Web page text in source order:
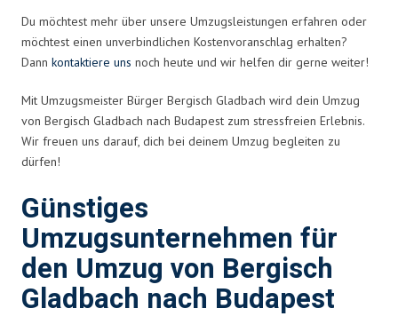
Du möchtest mehr über unsere Umzugsleistungen erfahren oder
möchtest einen unverbindlichen Kostenvoranschlag erhalten?
Dann kontaktiere uns noch heute und wir helfen dir gerne weiter!
Mit Umzugsmeister Bürger Bergisch Gladbach wird dein Umzug
von Bergisch Gladbach nach Budapest zum stressfreien Erlebnis.
Wir freuen uns darauf, dich bei deinem Umzug begleiten zu
dürfen!
Günstiges
Umzugsunternehmen für
den Umzug von Bergisch
Gladbach nach Budapest